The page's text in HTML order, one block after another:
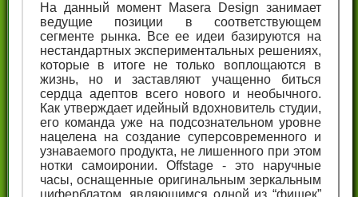
На данный момент Masera Design занимает
ведущие позиции в соответствующем
сегменте рынка. Все ее идеи базируются на
нестандартных экспериментальных решениях,
которые в итоге не только воплощаются в
жизнь, но и заставляют учащенно биться
сердца адептов всего нового и необычного.
Как утверждает идейный вдохновитель студии,
его команда уже на подсознательном уровне
нацелена на создание суперсовременного и
узнаваемого продукта, не лишенного при этом
нотки самоиронии. Offstage - это наручные
часы, оснащенные оригинальным зеркальным
циферблатом, являющимся одной из “фишек”